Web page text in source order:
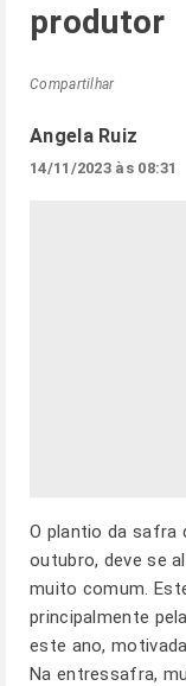
produtor
Compartilhar
Angela Ruiz
14/11/2023 às 08:31
O plantio da safra
outubro, deve se
muito comum.
principalmente
este ano,
Na entressafra,